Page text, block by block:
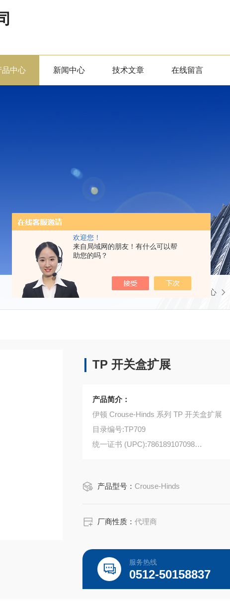
欢迎您！
来自局域网的朋友！有什么可以帮
助您的吗？
品中心 新闻中心 技术文章 在线留言
当前位置：首页 产品中心
TP 开关盒扩展
产品简介：
伊顿 Crouse-Hinds 系列 TP 开关盒扩展
目录编号:TP709
统一证书 (UPC):786189107098
产品宽度:2 英寸
产品型号： Crouse-Hinds
厂商性质：代理商
服务热线
0512-50158837